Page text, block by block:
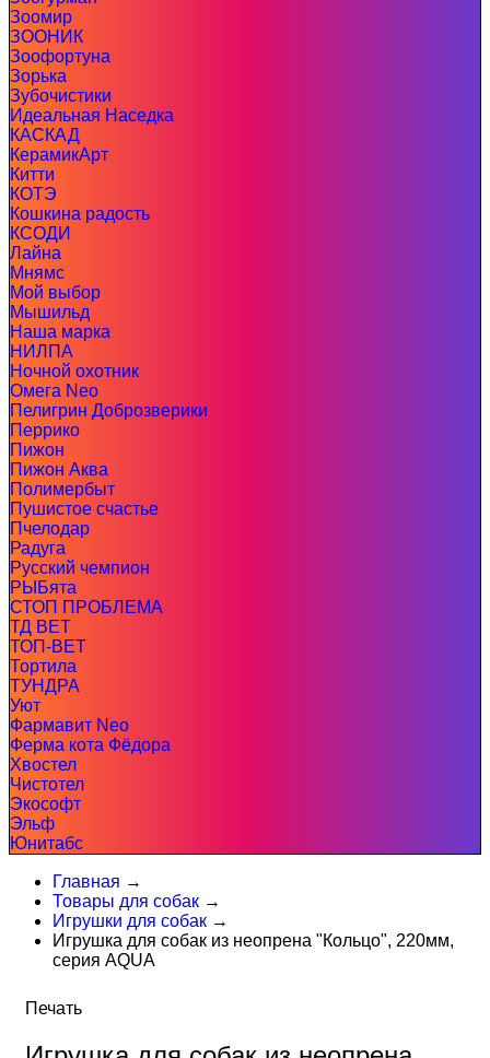
Зоомир
ЗООНИК
Зоофортуна
Зорька
Зубочистики
Идеальная Наседка
КАСКАД
КерамикАрт
Китти
КОТЭ
Кошкина радость
КСОДИ
Лайна
Мнямс
Мой выбор
Мышильд
Наша марка
НИЛПА
Ночной охотник
Омега Neo
Пелигрин Доброзверики
Перрико
Пижон
Пижон Аква
Полимербыт
Пушистое счастье
Пчелодар
Радуга
Русский чемпион
РЫБята
СТОП ПРОБЛЕМА
ТД ВЕТ
ТОП-ВЕТ
Тортила
ТУНДРА
Уют
Фармавит Neo
Ферма кота Фёдора
Хвостел
Чистотел
Экософт
Эльф
Юнитабс
Главная →
Товары для собак →
Игрушки для собак →
Игрушка для собак из неопрена "Кольцо", 220мм,
серия AQUA
Печать